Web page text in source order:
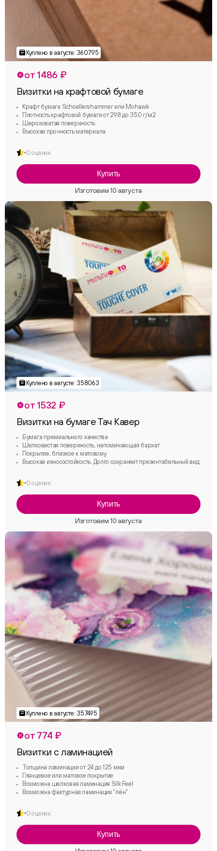
от 1486 ₽
Визитки на крафтовой бумаге
Крафт бумага Schoellershammer или Mohawk
Плотность крафтовой бумаги от 298 до 350 г/м2
Шероховатая поверхность
Высокая прочность материала
0 оценок
Купить
от 1532 ₽
Визитки на бумаге Тач Кавер
Бумага премиального качества
Шелковистая поверхность, напоминающая бархат
Покрытие, близкое к матовому
Высокая износостойкость. Долго сохраняет презентабельный вид
0 оценок
Купить
от 774 ₽
Визитки с ламинацией
Толщина ламинации от 24 до 125 мкм
Глянцевое или матовое покрытие
Возможна шелковая ламинация Silk Feel
Возможна фактурная ламинация "лён"
0 оценок
Купить